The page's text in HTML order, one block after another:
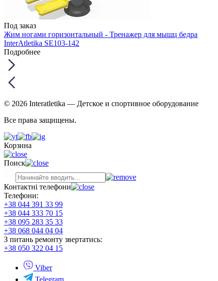
Под заказ
Жим ногами горизонтальный - Тренажер для мышц бедра
InterAtletika SE103-142
Подробнее
© 2026 Interatletika — Детское и спортивное оборудование
Все права защищены.
Корзина
Поиск
Контактні телефони
Телефони:
+38 044 391 33 99
+38 044 333 70 15
+38 095 283 35 33
+38 068 044 04 04
З питань ремонту звертатись:
+38 050 322 04 15
Viber